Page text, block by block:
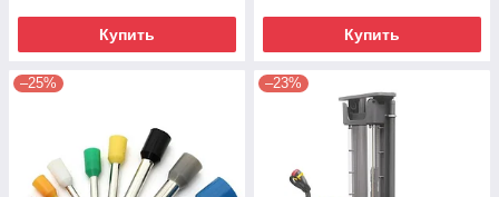
Купить Купить
–25% –23%